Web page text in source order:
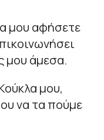
μου αφήσετε
μου άμεσα.
μου,
να τα πούμε